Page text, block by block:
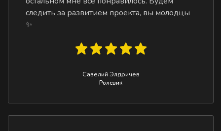
следить за развитием проекта, вы молодцы
✨
Савелий Элдричев
Ролевик